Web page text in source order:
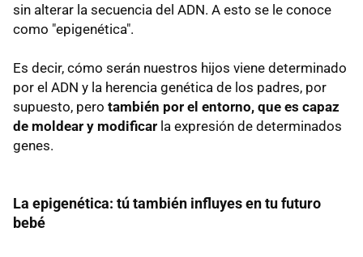
sin alterar la secuencia del ADN. A esto se le conoce
como "epigenética".
Es decir, cómo serán nuestros hijos viene determinado
por el ADN y la herencia genética de los padres, por
supuesto, pero también por el entorno, que es capaz
de moldear y modificar la expresión de determinados
genes.
La epigenética: tú también influyes en tu futuro
bebé